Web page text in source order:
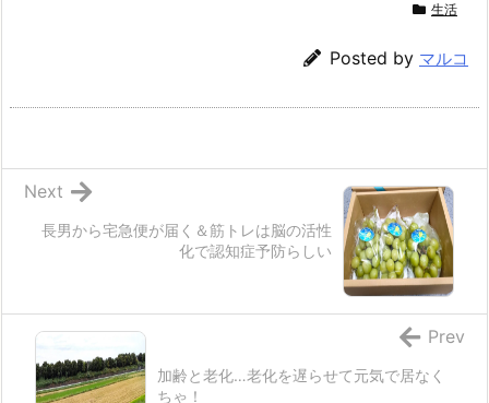
生活
Posted by マルコ
長男から宅急便が届く＆筋トレは脳の活性
化で認知症予防らしい
Next
加齢と老化…老化を遅らせて元気で居なく
ちゃ！
Prev